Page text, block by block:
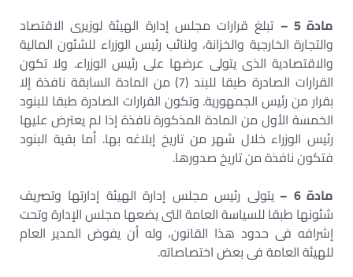
مادة 5 –
تبلغ قرارات مجلس إدارة الهيئة لوزيرى الاقتصاد
والتجارة الخارجية والخزانة، ولنائب رئيس الوزراء للشئون المالية
والاقتصادية الذى يتولى عرضها على رئيس الوزراء. ولا تكون
القرارات الصادرة طبقا للبند (7) من المادة السابقة نافذة إلا
بقرار من رئيس الجمهورية. وتكون القرارات الصادرة طبقا للبنود
الخمسة الأول من المادة المذكورة نافذة إذا لم يعترض عليها
رئيس الوزراء خلال شهر من تاريخ إبلاغه بها. أما بقية البنود
فتكون نافذة من تاريخ صدورها.
مادة 6 –
يتولى رئيس مجلس إدارة الهيئة إدارتها وتصريف
شئونها طبقا للسياسة العامة التى يضعها مجلس الإدارة وتحت
إشرافه فى حدود هذا القانون، وله أن يفوض المدير العام
للهيئة العامة فى بعض اختصاصاته.